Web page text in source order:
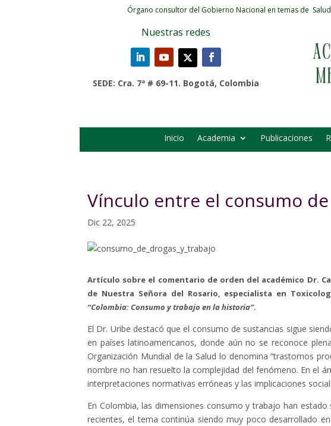
Órgano consultor del Gobierno Nacional en temas de
Nuestras redes
SEDE: Cra. 7ª # 69-11. Bogotá, Colombia
Inicio Academia Publicaciones
Vínculo entre el consumo
Dic 22, 2025
Artículo sobre el comentario de orden del académico Dr.
de Nuestra Señora del Rosario, especialista en
“Colombia: Consumo y trabajo en la historia”.
El Dr. Uribe destacó que el consumo de sustancias sigue
en países latinoamericanos, donde aún no se reconoce
Organización Mundial de la Salud lo denomina “trastornos
nombre no han resuelto la complejidad del fenómeno. En el
interpretaciones normativas erróneas y las implicaciones
En Colombia, las dimensiones consumo y trabajo han
recientes, el tema continúa siendo muy poco desarrollado